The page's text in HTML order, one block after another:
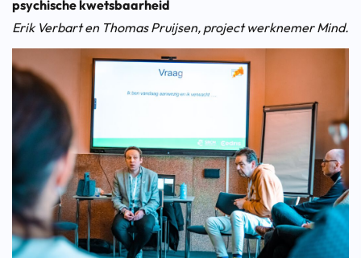
psychische kwetsbaarheid
Erik Verbart en Thomas Pruijsen, project werknemer Mind.